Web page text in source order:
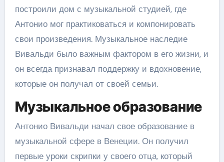
построили дом с музыкальной студией, где
Антонио мог практиковаться и компонировать
свои произведения. Музыкальное наследие
Вивальди было важным фактором в его жизни, и
он всегда признавал поддержку и вдохновение,
которые он получал от своей семьи.
Музыкальное образование
Антонио Вивальди начал свое образование в
музыкальной сфере в Венеции. Он получил
первые уроки скрипки у своего отца, который